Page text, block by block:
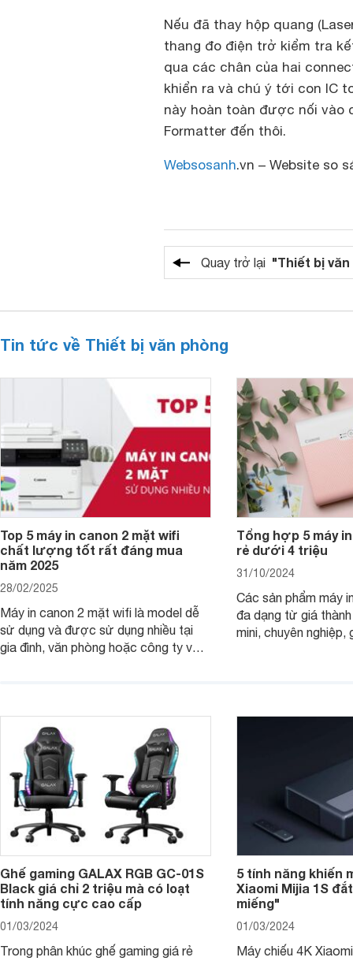
Nếu đã thay hộp quang
thang đo điện trở kiểm tra
qua các chân của hai
khiển ra và chú ý tới con IC
này hoàn toàn được nối vào
Formatter đến thôi.
Websosanh.vn – Website so
Quay trở lại "Thiết bị
Tin tức về Thiết bị văn phòng
Top 5 máy in canon 2 mặt wifi
chất lượng tốt rất đáng mua
năm 2025
28/02/2025
Máy in canon 2 mặt wifi là model dễ
sử dụng và được sử dụng nhiều tại
gia đình, văn phòng hoặc công ty vừa
Tổng hợp 5 máy
rẻ dưới 4 triệu
31/10/2024
Các sản phẩm máy
đa dạng từ giá
mini, chuyên nghiệp,
Ghế gaming GALAX RGB GC-01S
Black giá chỉ 2 triệu mà có loạt
tính năng cực cao cấp
01/03/2024
Trong phân khúc ghế gaming giá rẻ
5 tính năng khiến
Xiaomi Mijia 1S
miếng"
01/03/2024
Máy chiếu 4K